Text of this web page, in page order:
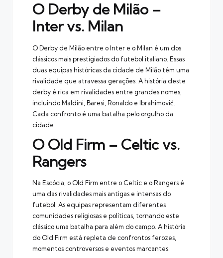
O Derby de Milão –
Inter vs. Milan
O Derby de Milão entre o Inter e o Milan é um dos
clássicos mais prestigiados do futebol italiano. Essas
duas equipas históricas da cidade de Milão têm uma
rivalidade que atravessa gerações. A história deste
derby é rica em rivalidades entre grandes nomes,
incluindo Maldini, Baresi, Ronaldo e Ibrahimović.
Cada confronto é uma batalha pelo orgulho da
cidade.
O Old Firm – Celtic vs.
Rangers
Na Escócia, o Old Firm entre o Celtic e o Rangers é
uma das rivalidades mais antigas e intensas do
futebol. As equipas representam diferentes
comunidades religiosas e políticas, tornando este
clássico uma batalha para além do campo. A história
do Old Firm está repleta de confrontos ferozes,
momentos controversos e eventos marcantes.